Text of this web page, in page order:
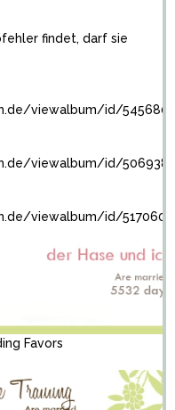
findet, darf sie
viewalbum/id/5456801
viewalbum/id/5069387
viewalbum/id/5170606
Favors